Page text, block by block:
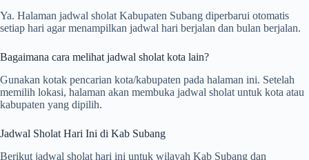
Ya. Halaman jadwal sholat Kabupaten Subang diperbarui otomatis
setiap hari agar menampilkan jadwal hari berjalan dan bulan berjalan.
Bagaimana cara melihat jadwal sholat kota lain?
Gunakan kotak pencarian kota/kabupaten pada halaman ini. Setelah
memilih lokasi, halaman akan membuka jadwal sholat untuk kota atau
kabupaten yang dipilih.
Jadwal Sholat Hari Ini di Kab Subang
Berikut jadwal sholat hari ini untuk wilayah Kab Subang dan